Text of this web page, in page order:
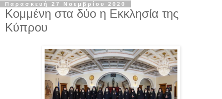
Παρασκευή 27 Νοεμβρίου 2020
Κομμένη στα δύο η Εκκλησία της
Κύπρου